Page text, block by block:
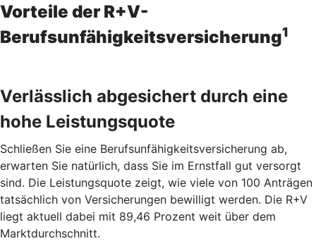
Vorteile der R+V-
Berufsunfähigkeitsversicherung1
Verlässlich abgesichert durch eine
hohe Leistungsquote
Schließen Sie eine Berufsunfähigkeitsversicherung ab,
erwarten Sie natürlich, dass Sie im Ernstfall gut versorgt
sind. Die Leistungsquote zeigt, wie viele von 100 Anträgen
tatsächlich von Versicherungen bewilligt werden. Die R+V
liegt aktuell dabei mit 89,46 Prozent weit über dem
Marktdurchschnitt.